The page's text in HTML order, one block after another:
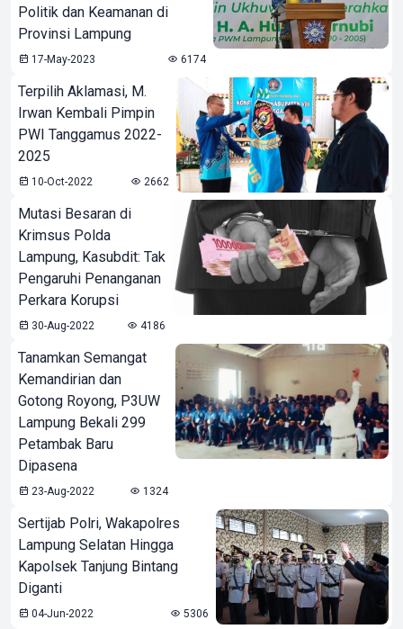
Politik dan Keamanan di
Provinsi Lampung
17-May-2023 6174
Terpilih Aklamasi, M.
Irwan Kembali Pimpin
PWI Tanggamus 2022-
2025
10-Oct-2022 2662
Mutasi Besaran di
Krimsus Polda
Lampung, Kasubdit: Tak
Pengaruhi Penanganan
Perkara Korupsi
30-Aug-2022 4186
Tanamkan Semangat
Kemandirian dan
Gotong Royong, P3UW
Lampung Bekali 299
Petambak Baru
Dipasena
23-Aug-2022 1324
Sertijab Polri, Wakapolres
Lampung Selatan Hingga
Kapolsek Tanjung Bintang
Diganti
04-Jun-2022 5306